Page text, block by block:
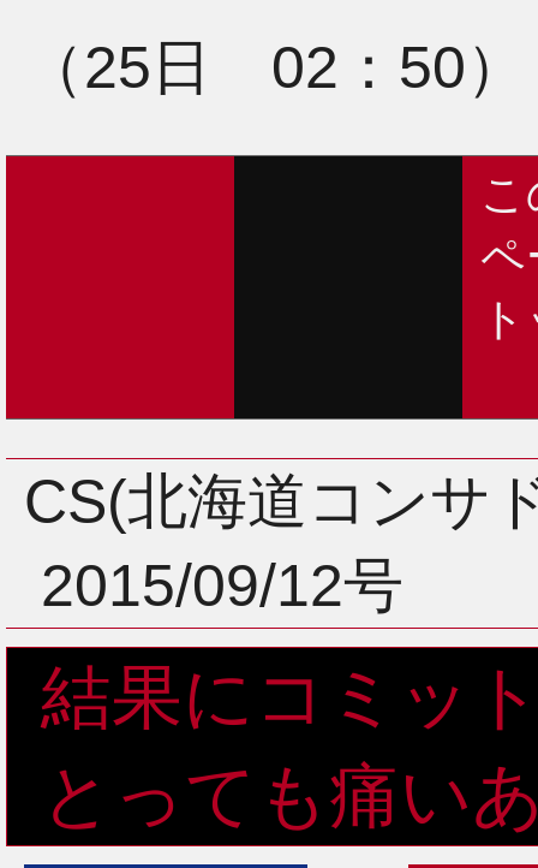
（25日 02：50）
ペ
CS(北海道コンサ
2015/09/12号
結果にコミッ
とっても痛い